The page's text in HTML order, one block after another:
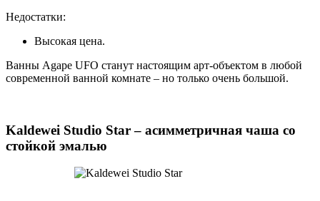
Недостатки:
Высокая цена.
Ванны Agape UFO станут настоящим арт-объектом в любой
современной ванной комнате – но только очень большой.
Kaldewei Studio Star – асимметричная чаша со
стойкой эмалью